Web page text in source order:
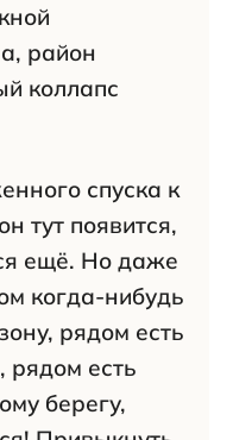
район
коллапс
спуска к
тут появится,
ещё. Но даже
когда-нибудь
рядом есть
рядом есть
берегу,